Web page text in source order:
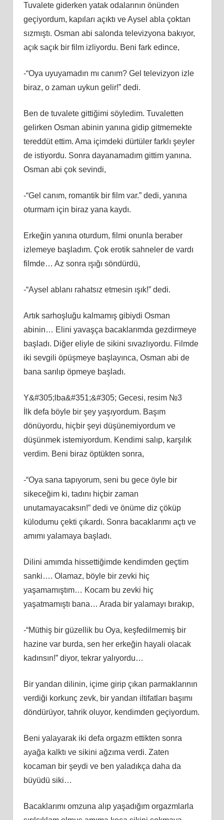
Tuvalete giderken yatak odalarının önünden
geçiyordum, kapıları açıktı ve Aysel abla çoktan
sızmıştı. Osman abi salonda televizyona bakıyor,
açık saçık bir film izliyordu. Beni fark edince,
-“Oya uyuyamadın mı canım? Gel televizyon izle
biraz, o zaman uykun gelir!” dedi.
Ben de tuvalete gittiğimi söyledim. Tuvaletten
gelirken Osman abinin yanına gidip gitmemekte
tereddüt ettim. Ama içimdeki dürtüler farklı şeyler
de istiyordu. Sonra dayanamadım gittim yanına.
Osman abi çok sevindi,
-“Gel canım, romantik bir film var.” dedi, yanına
oturmam için biraz yana kaydı.
Erkeğin yanına oturdum, filmi onunla beraber
izlemeye başladım. Çok erotik sahneler de vardı
filmde… Az sonra ışığı söndürdü,
-“Aysel ablanı rahatsız etmesin ışık!” dedi.
Artık sarhoşluğu kalmamış gibiydi Osman
abinin… Elini yavaşça bacaklarımda gezdirmeye
başladı. Diğer eliyle de sikini sıvazlıyordu. Filmde
iki sevgili öpüşmeye başlayınca, Osman abi de
bana sarılıp öpmeye başladı.
Y&#305;lba&#351;&#305; Gecesi, resim №3
İlk defa böyle bir şey yaşıyordum. Başım
dönüyordu, hiçbir şeyi düşünemiyordum ve
düşünmek istemiyordum. Kendimi salıp, karşılık
verdim. Beni biraz öptükten sonra,
-“Oya sana tapıyorum, seni bu gece öyle bir
sikeceğim ki, tadını hiçbir zaman
unutamayacaksın!” dedi ve önüme diz çöküp
külodumu çekti çıkardı. Sonra bacaklarımı açtı ve
amımı yalamaya başladı.
Dilini amımda hissettiğimde kendimden geçtim
sanki…. Olamaz, böyle bir zevki hiç
yaşamamıştım… Kocam bu zevki hiç
yaşatmamıştı bana… Arada bir yalamayı bırakıp,
-“Müthiş bir güzellik bu Oya, keşfedilmemiş bir
hazine var burda, sen her erkeğin hayali olacak
kadınsın!” diyor, tekrar yalıyordu…
Bir yandan dilinin, içime girip çıkan parmaklarının
verdiği korkunç zevk, bir yandan iltifatları başımı
döndürüyor, tahrik oluyor, kendimden geçiyordum.
Beni yalayarak iki defa orgazm ettikten sonra
ayağa kalktı ve sikini ağzıma verdi. Zaten
kocaman bir şeydi ve ben yaladıkça daha da
büyüdü siki…
Bacaklarımı omzuna alıp yaşadığım orgazmlarla